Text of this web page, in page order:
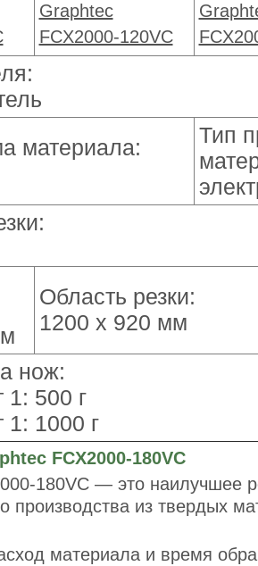
Graphtec
FCX2000-120VC
материала:
Тип
Область резки:
1200 x 920 мм
нож:
1: 500 г
1: 1000 г
FCX2000-180VC
180VC — это наилучшее
производства из твердых
материала и время